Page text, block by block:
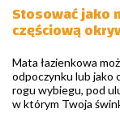
Stosować jako
częściową
Mata łazienkowa
odpoczynku lub jako
rogu wybiegu, pod
w którym Twoja